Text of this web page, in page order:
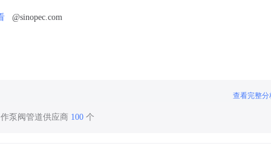
@sinopec.com
查看完整分
泵阀管道供应商 100 个